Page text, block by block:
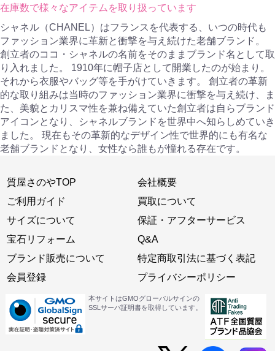
在庫数で様々なアイテムを取り扱っています
シャネル（CHANEL）はフランスを代表する、いつの時代も
ファッション業界に革新と衝撃を与え続けた老舗ブランド。
創立者のココ・シャネルの名前をそのままブランド名として取
り入れました。 1910年に帽子店として開業したのが始まり。
それから衣服やバッグ等を手がけていきます。 創立者の革新
的な取り組みは当時のファッション業界に衝撃を与え続け、ま
た、美貌とカリスマ性を兼ね備えていた創立者は自らブランド
アイコンとなり、シャネルブランドを世界中へ知らしめていき
ました。 現在もその革新的なデザイン性で世界的にも有名な
老舗ブランドとなり、女性なら誰もが憧れる存在です。
質屋さのやTOP
ご利用ガイド
サイズについて
宝石リフォーム
ブランド販売について
会員登録
会社概要
買取について
保証・アフターサービス
Q&A
特定商取引法に基づく表記
プライバシーポリシー
本サイトはGMOグローバルサインの
SSLサーバ証明書を取得しています。